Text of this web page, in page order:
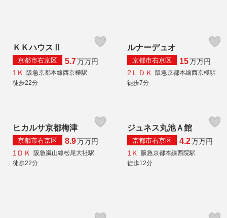
ＫＫハウスⅡ
京都市右京区 5.7万万円
1Ｋ
阪急京都本線西京極駅
徒歩22分
ルナーデュオ
京都市右京区 15万万円
2ＬＤＫ
阪急京都本線西京極駅
徒歩7分
ヒカルサ京都梅津
京都市右京区 8.9万万円
1ＤＫ
阪急嵐山線松尾大社駅
徒歩22分
ジュネス丸池Ａ館
京都市右京区 4.2万万円
1Ｋ
阪急京都本線西院駅
徒歩12分